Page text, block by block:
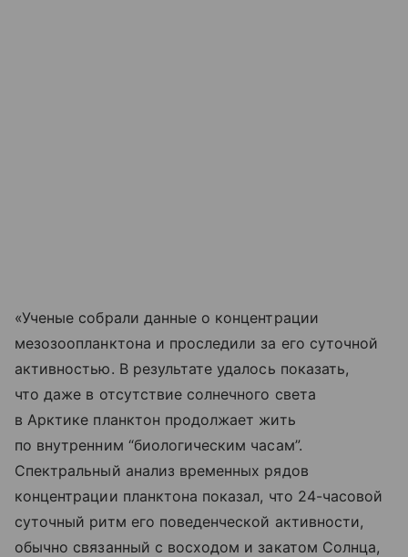
«Ученые собрали данные о концентрации
мезозоопланктона и проследили за его суточной
активностью. В результате удалось показать,
что даже в отсутствие солнечного света
в Арктике планктон продолжает жить
по внутренним “биологическим часам”.
Спектральный анализ временных рядов
концентрации планктона показал, что 24-часовой
суточный ритм его поведенческой активности,
обычно связанный с восходом и закатом Солнца,